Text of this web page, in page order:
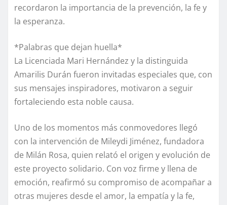
recordaron la importancia de la prevención, la fe y
la esperanza.
*Palabras que dejan huella*
La Licenciada Mari Hernández y la distinguida
Amarilis Durán fueron invitadas especiales que, con
sus mensajes inspiradores, motivaron a seguir
fortaleciendo esta noble causa.
Uno de los momentos más conmovedores llegó
con la intervención de Mileydi Jiménez, fundadora
de Milán Rosa, quien relató el origen y evolución de
este proyecto solidario. Con voz firme y llena de
emoción, reafirmó su compromiso de acompañar a
otras mujeres desde el amor, la empatía y la fe,